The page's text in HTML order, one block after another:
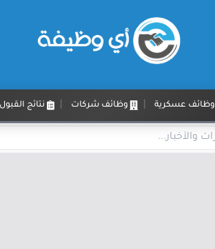
وظائف عسكرية وظائف شركات نتائج القبول